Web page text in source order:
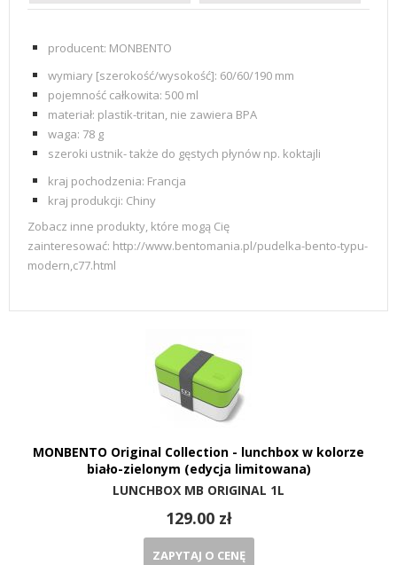
producent: MONBENTO
wymiary [szerokość/wysokość]: 60/60/190 mm
pojemność całkowita: 500 ml
materiał: plastik-tritan, nie zawiera BPA
waga: 78 g
szeroki ustnik- także do gęstych płynów np. koktajli
kraj pochodzenia: Francja
kraj produkcji: Chiny
Zobacz inne produkty, które mogą Cię
zainteresować: http://www.bentomania.pl/pudelka-bento-typu-
modern,c77.html
MONBENTO Original Collection - lunchbox w kolorze
biało-zielonym (edycja limitowana)
LUNCHBOX MB ORIGINAL 1L
129.00 zł
ZAPYTAJ O CENĘ